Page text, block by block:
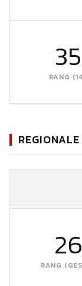
RANG
RANG